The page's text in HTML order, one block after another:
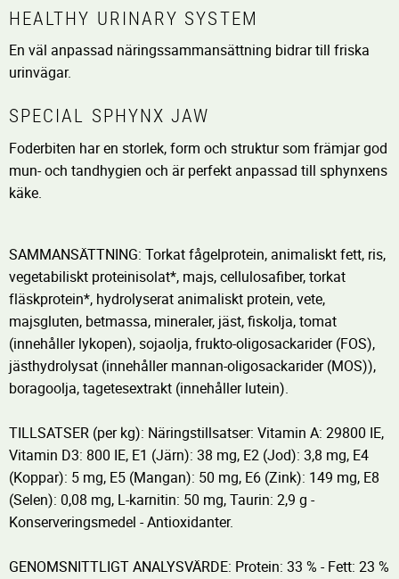
HEALTHY URINARY SYSTEM
En väl anpassad näringssammansättning bidrar till friska
urinvägar.
SPECIAL SPHYNX JAW
Foderbiten har en storlek, form och struktur som främjar god
mun- och tandhygien och är perfekt anpassad till sphynxens
käke.
SAMMANSÄTTNING: Torkat fågelprotein, animaliskt fett, ris,
vegetabiliskt proteinisolat*, majs, cellulosafiber, torkat
fläskprotein*, hydrolyserat animaliskt protein, vete,
majsgluten, betmassa, mineraler, jäst, fiskolja, tomat
(innehåller lykopen), sojaolja, frukto-oligosackarider (FOS),
jästhydrolysat (innehåller mannan-oligosackarider (MOS)),
boragoolja, tagetesextrakt (innehåller lutein).
TILLSATSER (per kg): Näringstillsatser: Vitamin A: 29800 IE,
Vitamin D3: 800 IE, E1 (Järn): 38 mg, E2 (Jod): 3,8 mg, E4
(Koppar): 5 mg, E5 (Mangan): 50 mg, E6 (Zink): 149 mg, E8
(Selen): 0,08 mg, L-karnitin: 50 mg, Taurin: 2,9 g -
Konserveringsmedel - Antioxidanter.
GENOMSNITTLIGT ANALYSVÄRDE: Protein: 33 % - Fett: 23 %